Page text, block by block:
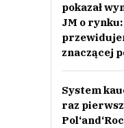
pokazał
JM o rynku:
znaczącej
System
raz